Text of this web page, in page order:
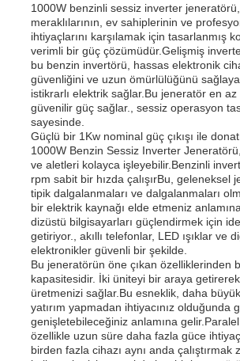
Ana sayfa
Ürünler
VİDEOLAR
Hakkımızda
1000W benzinli sessiz inverter
meraklılarının, ev sahiplerinin ve
ihtiyaçlarını karşılamak için tasarlanmış
verimli bir güç çözümüdür.Gelişmiş
bu benzin invertörü, hassas elektronik
güvenliğini ve uzun ömürlülüğünü
istikrarlı elektrik sağlar.Bu jeneratör en
güvenilir güç sağlar., sessiz operasyon
sayesinde.
Güçlü bir 1Kw nominal güç çıkışı ile
1000W Benzin Sessiz Inverter
ve aletleri kolayca işleyebilir.Benzinli
rpm sabit bir hızda çalışırBu, geleneksel
tipik dalgalanmaları ve dalgalanmaları
bir elektrik kaynağı elde etmeniz
dizüstü bilgisayarları güçlendirmek için
getiriyor., akıllı telefonlar, LED ışıklar ve
elektronikler güvenli bir şekilde.
Bu jeneratörün öne çıkan özelliklerinden
kapasitesidir. İki üniteyi bir araya
üretmenizi sağlar.Bu esneklik, daha
yatırım yapmadan ihtiyacınız olduğunda
genişletebileceğiniz anlamına gelir.Paralel
özellikle uzun süre daha fazla güce
birden fazla cihazı aynı anda çalıştırmak